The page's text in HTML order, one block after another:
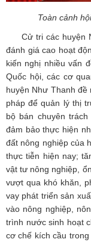
Toàn cảnh
Cử tri các huyện
đánh giá cao hoạt
kiến nghị nhiều vấn
Quốc hội, các cơ
huyện Như Thanh đề
pháp để quản lý thị
bộ bán chuyên
đảm bảo thực hiện
đất nông nghiệp của
thực tiễn hiện nay;
vật tư nông nghiệp,
vượt qua khó khăn,
vay phát triển sản
vào nông nghiệp,
trình nước sinh hoạt
cơ chế kích cầu